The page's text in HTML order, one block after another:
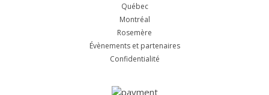
Québec
Montréal
Rosemère
Évènements et partenaires
Confidentialité